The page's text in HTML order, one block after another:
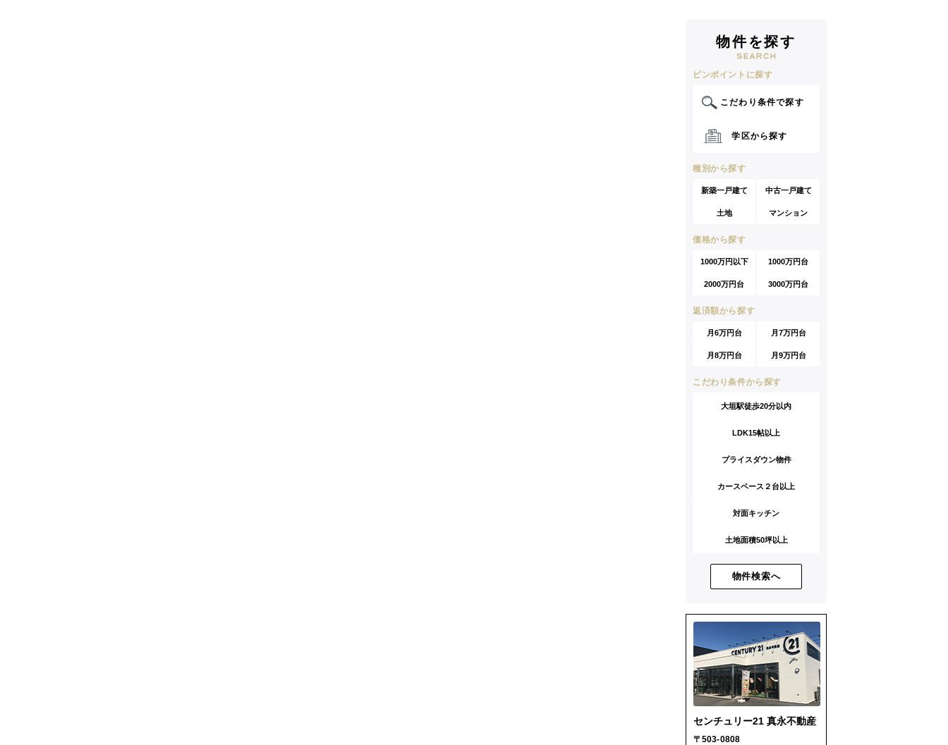
物件を探す
ピンポイントに探す
こだわり条件で探す
学区から探す
種別から探す
新築一戸建て 中古一戸建て
土地 マンション
価格から探す
1000万円以下 1000万円台
2000万円台 3000万円台
返済額から探す
月6万円台 月7万円台
月8万円台 月9万円台
こだわり条件から探す
大垣駅徒歩20分以内
LDK15帖以上
プライスダウン物件
カースペース２台以上
対面キッチン
土地面積50坪以上
物件検索へ
センチュリー21 真永不動産
〒503-0808